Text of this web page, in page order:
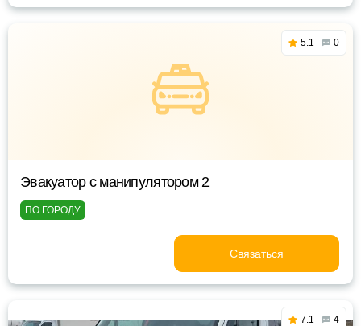
5.1 0
Эвакуатор с манипулятором 2
ПО ГОРОДУ
Связаться
7.1 4